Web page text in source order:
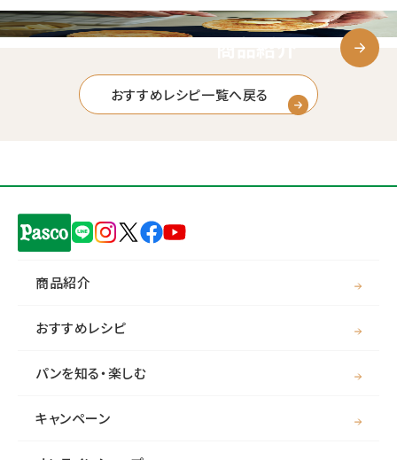
おすすめレシピ一覧へ戻る
商品紹介
おすすめレシピ
パンを知る・楽しむ
キャンペーン